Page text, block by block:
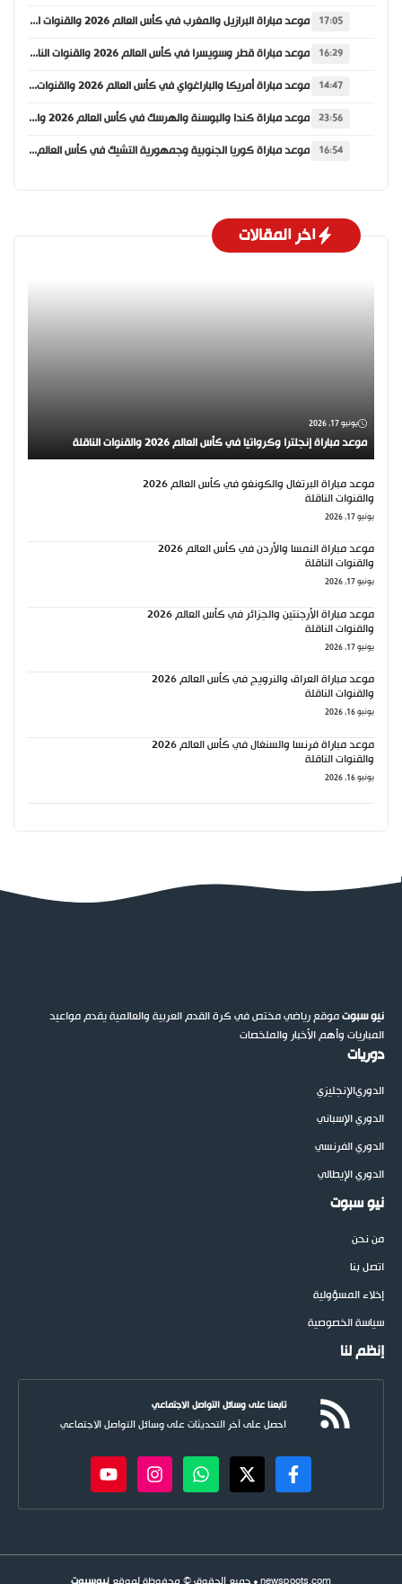
17:05 موعد مباراة البرازيل والمغرب في كأس العالم 2026 والقنوات الناقلة
16:29 موعد مباراة قطر وسويسرا في كأس العالم 2026 والقنوات الناقلة
14:47 موعد مباراة أمريكا والباراغواي في كأس العالم 2026 والقنوات الناقلة
23:56 موعد مباراة كندا والبوسنة والهرسك في كأس العالم 2026 والقنوات الناقلة
16:54 موعد مباراة كوريا الجنوبية وجمهورية التشيك في كأس العالم 2026 والقنوات الناقلة
اخر المقالات
يونيو 17, 2026
موعد مباراة إنجلترا وكرواتيا في كأس العالم 2026 والقنوات الناقلة
موعد مباراة البرتغال والكونغو في كأس العالم 2026
والقنوات الناقلة
يونيو 17, 2026
موعد مباراة النمسا والأردن في كأس العالم 2026
والقنوات الناقلة
يونيو 17, 2026
موعد مباراة الأرجنتين والجزائر في كأس العالم 2026
والقنوات الناقلة
يونيو 17, 2026
موعد مباراة العراق والنرويج في كأس العالم 2026
والقنوات الناقلة
يونيو 16, 2026
موعد مباراة فرنسا والسنغال في كأس العالم 2026
والقنوات الناقلة
يونيو 16, 2026
نيو سبوتموقع رياضي مختص في كرة القدم العربية والعالمية يقدم مواعيد
المباريات وأهم الأخبار والملخصات
دوريات
الدوريالإنجليزي
الدوري الإسباني
الدوري الفرنسي
الدوري الإيطالي
نيو سبوت
من نحن
اتصل بنا
إخلاء المسؤولية
سياسة الخصوصية
إنظم لنا
تابعنا على وسائل التواصل الاجتماعي
احصل على آخر التحديثات على وسائل التواصل الاجتماعي